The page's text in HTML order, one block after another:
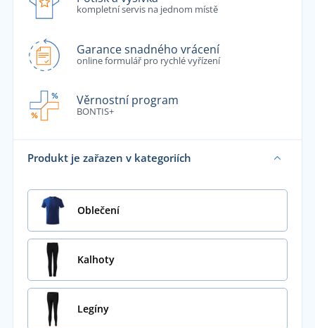
kompletní servis na jednom místě
Garance snadného vrácení
online formulář pro rychlé vyřízení
Věrnostní program
BONTIS+
Produkt je zařazen v kategoriích
Oblečení
Kalhoty
Legíny